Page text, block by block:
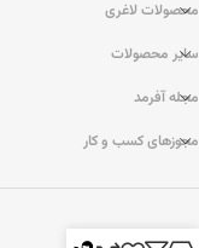
محصولات لاغری
سایر محصولات
مجله آفرمد
مجوزهای کسب و کار